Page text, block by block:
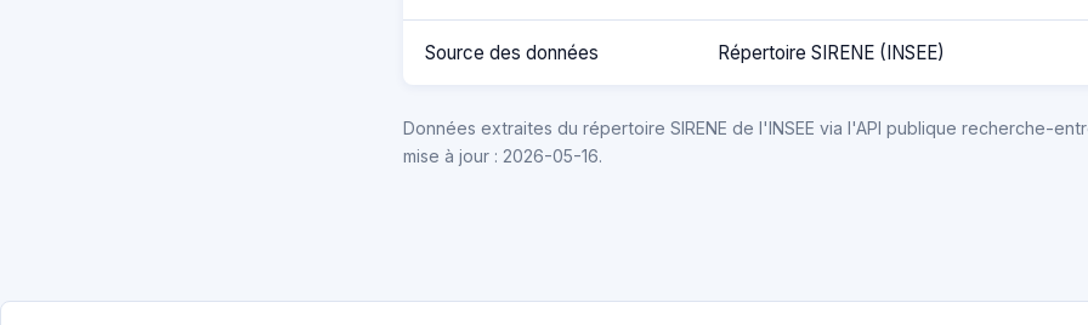
Source des données Répertoire SIRENE (INSEE)
Données extraites du répertoire SIRENE de l'INSEE via l'API publique recherche-
mise à jour : 2026-05-16.